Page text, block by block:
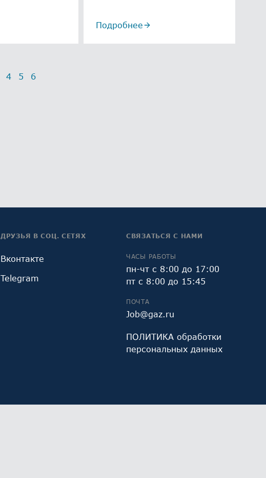
Подробнее
4 5 6
ДРУЗЬЯ В СОЦ. СЕТЯХ
Вконтакте
Telegram
СВЯЗАТЬСЯ С НАМИ
ЧАСЫ РАБОТЫ
пн-чт с 8:00 до 17:00
пт с 8:00 до 15:45
ПОЧТА
Job@gaz.ru
ПОЛИТИКА обработки
персональных данных